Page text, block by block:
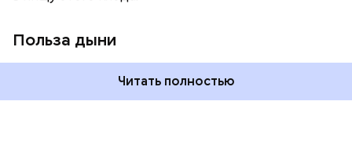
Польза дыни
Читать полностью